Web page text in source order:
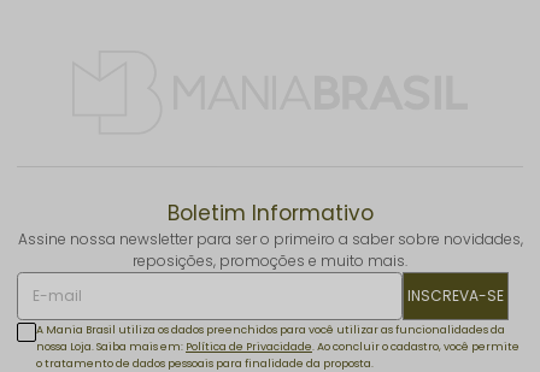
Boletim Informativo
Assine nossa newsletter para ser o primeiro a saber sobre novidades,
reposições, promoções e muito mais.
INSCREVA-SE
A Mania Brasil utiliza os dados preenchidos para você utilizar as funcionalidades da
nossa Loja. Saiba mais em: Política de Privacidade. Ao concluir o cadastro, você permite
o tratamento de dados pessoais para finalidade da proposta.